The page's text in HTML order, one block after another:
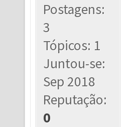
Postagens:
3
Tópicos: 1
Juntou-se:
Sep 2018
Reputação:
0